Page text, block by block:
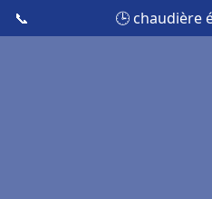
📞 🕒 chaudière